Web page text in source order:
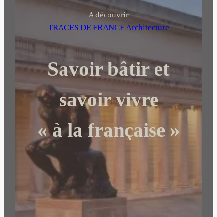
r
c
h
r
A découvrir
TRACES DE FRANCE Architecture
Savoir bâtir et
savoir vivre
« à la française »